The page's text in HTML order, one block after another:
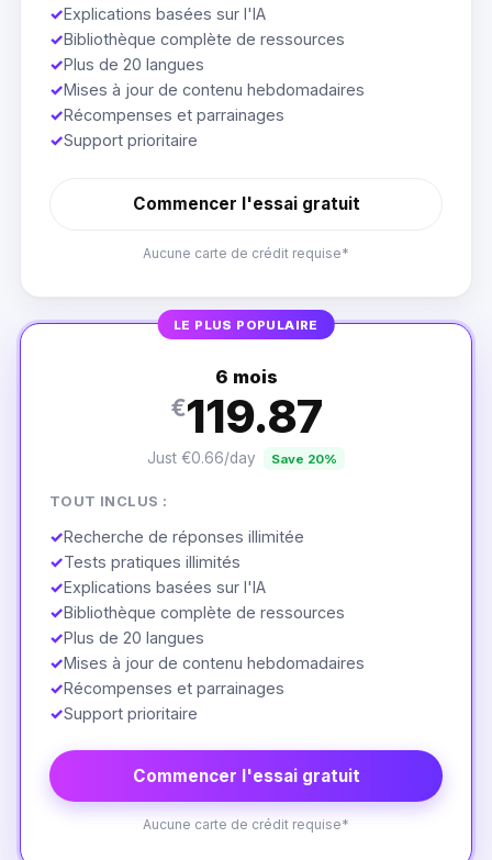
✓Explications basées sur l'IA
✓Bibliothèque complète de ressources
✓Plus de 20 langues
✓Mises à jour de contenu hebdomadaires
✓Récompenses et parrainages
✓Support prioritaire
Commencer l'essai gratuit
Aucune carte de crédit requise*
LE PLUS POPULAIRE
6 mois
€119.87
Just €0.66/day Save 20%
TOUT INCLUS :
✓Recherche de réponses illimitée
✓Tests pratiques illimités
✓Explications basées sur l'IA
✓Bibliothèque complète de ressources
✓Plus de 20 langues
✓Mises à jour de contenu hebdomadaires
✓Récompenses et parrainages
✓Support prioritaire
Commencer l'essai gratuit
Aucune carte de crédit requise*